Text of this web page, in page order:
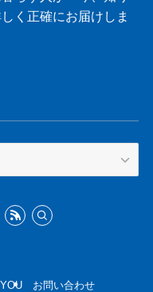
く正確にお届けしま
お問い合わせ